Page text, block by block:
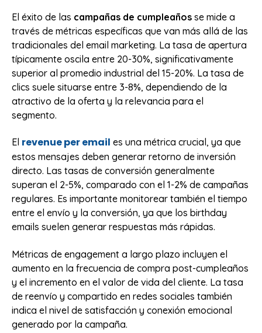
El éxito de las campañas de cumpleaños se mide a
través de métricas específicas que van más allá de las
tradicionales del email marketing. La tasa de apertura
típicamente oscila entre 20-30%, significativamente
superior al promedio industrial del 15-20%. La tasa de
clics suele situarse entre 3-8%, dependiendo de la
atractivo de la oferta y la relevancia para el
segmento.
El revenue per email es una métrica crucial, ya que
estos mensajes deben generar retorno de inversión
directo. Las tasas de conversión generalmente
superan el 2-5%, comparado con el 1-2% de campañas
regulares. Es importante monitorear también el tiempo
entre el envío y la conversión, ya que los birthday
emails suelen generar respuestas más rápidas.
Métricas de engagement a largo plazo incluyen el
aumento en la frecuencia de compra post-cumpleaños
y el incremento en el valor de vida del cliente. La tasa
de reenvío y compartido en redes sociales también
indica el nivel de satisfacción y conexión emocional
generado por la campaña.